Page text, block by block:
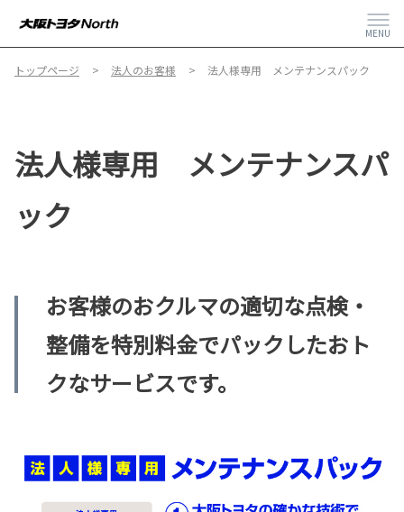
MENU
トップページ 法人のお客様 法人様専用 メンテナンスパック
法人様専用 メンテナンスパ
ック
お客様のおクルマの適切な点検・
整備を特別料金でパックしたおト
クなサービスです。